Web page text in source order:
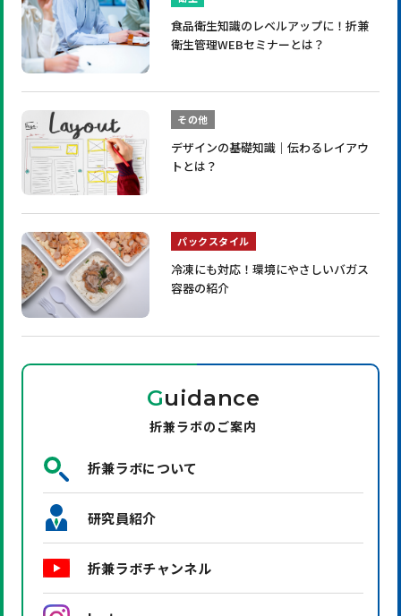
食品衛生知識のレベルアップに！折兼
衛生管理WEBセミナーとは？
その他
デザインの基礎知識｜伝わるレイアウ
トとは？
パックスタイル
冷凍にも対応！環境にやさしいバガス
容器の紹介
Guidance
折兼ラボのご案内
折兼ラボについて
研究員紹介
折兼ラボチャンネル